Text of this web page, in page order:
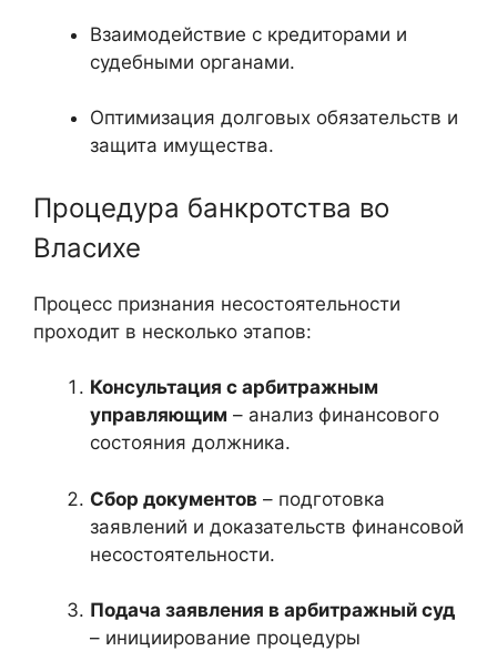
Взаимодействие с кредиторами и
судебными органами.
Оптимизация долговых обязательств и
защита имущества.
Процедура банкротства во
Власихе
Процесс признания несостоятельности
проходит в несколько этапов:
Консультация с арбитражным
управляющим – анализ финансового
состояния должника.
Сбор документов – подготовка
заявлений и доказательств финансовой
несостоятельности.
Подача заявления в арбитражный суд
– инициирование процедуры